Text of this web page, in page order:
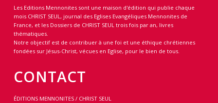
Les Editions Mennonites sont une maison d'édition qui publie chaque
mois CHRIST SEUL, journal des Eglises Evangéliques Mennonites de
France, et les Dossiers de CHRIST SEUL trois fois par an, livres
thématiques.
Notre objectif est de contribuer à une foi et une éthique chrétiennes
fondées sur Jésus-Christ, vécues en Eglise, pour le bien de tous.
CONTACT
ÉDITIONS MENNONITES / CHRIST SEUL